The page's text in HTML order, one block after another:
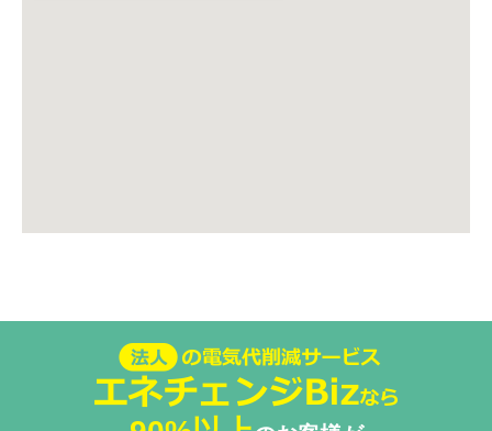
法人の電気代削減サービスエネチェン
ジBizなら